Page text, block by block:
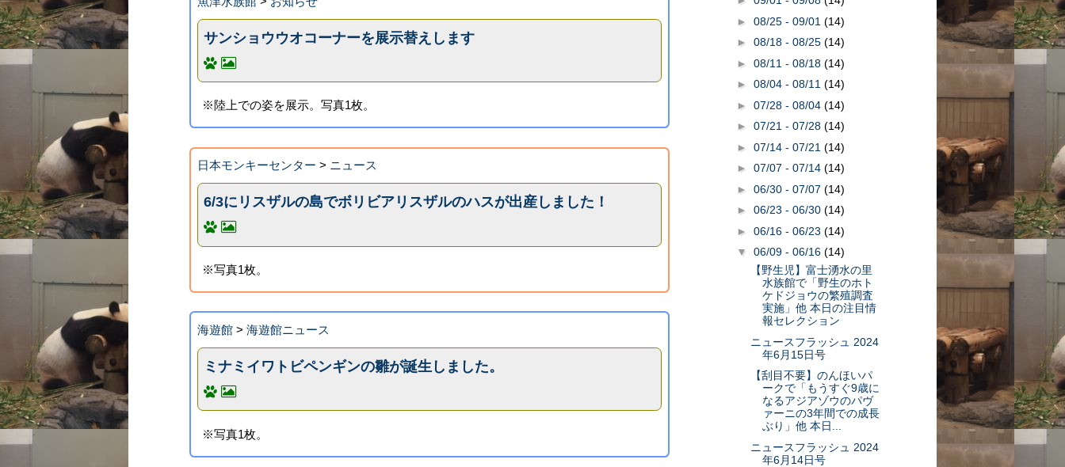
サンショウウオコーナーを展示替えします
※陸上での姿を展示。写真1枚。
日本モンキーセンター > ニュース
6/3にリスザルの島でボリビアリスザルのハスが出産しました！
※写真1枚。
海遊館 >海遊館ニュース
ミナミイワトビペンギンの雛が誕生しました。
※写真1枚。
► 08/25 - 09/01 (14)
► 08/18 - 08/25 (14)
► 08/11 - 08/18 (14)
► 08/04 - 08/11 (14)
► 07/28 - 08/04 (14)
► 07/21 - 07/28 (14)
► 07/14 - 07/21 (14)
► 07/07 - 07/14 (14)
► 06/30 - 07/07 (14)
► 06/23 - 06/30 (14)
► 06/16 - 06/23 (14)
▼ 06/09 - 06/16 (14)
【野生児】富士湧水の里
水族館で「野生のホト
ケドジョウの繁殖調査
実施」他 本日の注目情
報セレクション
ニュースフラッシュ 2024
年6月15日号
【刮目不要】のんほいパ
ークで「もうすぐ9歳に
なるアジアゾウのパヴ
ァーニの3年間での成長
ぶり」他 本日...
ニュースフラッシュ 2024
年6月14日号